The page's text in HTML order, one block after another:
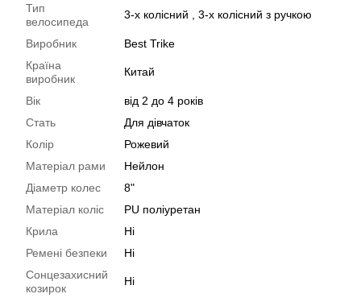
Тип
велосипеда
3-х колісний , 3-х колісний з ручкою
Виробник
Best Trike
Країна
виробник
Китай
Вік
від 2 до 4 років
Стать
Для дівчаток
Колір
Рожевий
Матеріал рами
Нейлон
Діаметр колес
8"
Матеріал коліс
PU поліуретан
Крила
Ні
Ремені безпеки
Ні
Сонцезахисний
козирок
Ні